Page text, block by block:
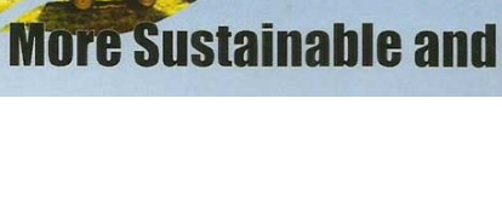
Makanan dengan McCormick, Ciptakan Raksasa Rp1.100 Triliun